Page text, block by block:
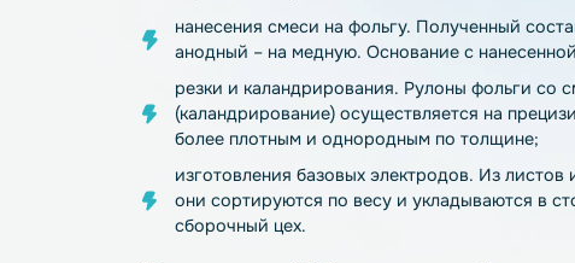
Этапы
батарей
Технология изготовления одинакова для
т. д.) и форм-фактора. Она включает в себя